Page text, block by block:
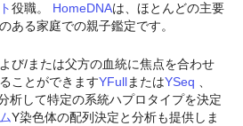
役職。 HomeDNAは、ほとんどの主要
ある家庭での親子鑑定です。
び/または父方の血統に焦点を合わせ
ことができますYFullまたはYSeq
析して特定の系統ハプロタイプを決定
Y染色体の配列決定と分析も提供しま